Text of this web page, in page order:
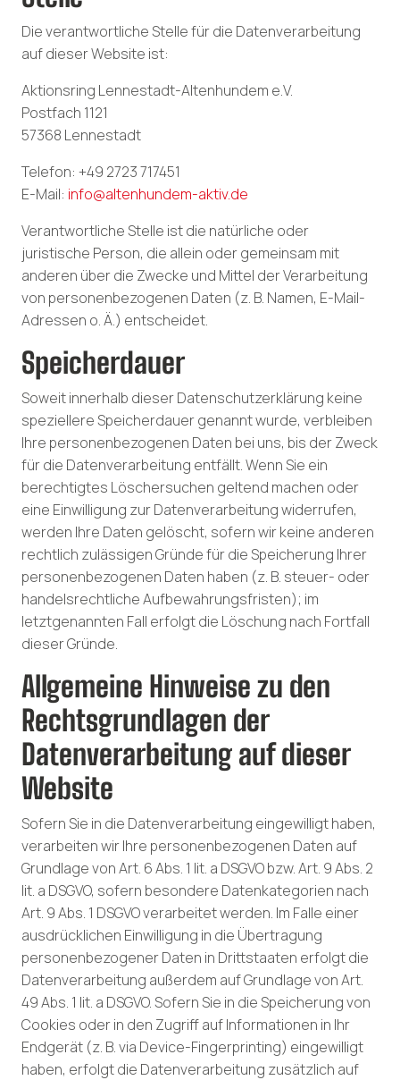
Die verantwortliche Stelle für die Datenverarbeitung
auf dieser Website ist:
Aktionsring Lennestadt-Altenhundem e.V.
Postfach 1121
57368 Lennestadt
Telefon: +49 2723 717451
E-Mail: info@altenhundem-aktiv.de
Verantwortliche Stelle ist die natürliche oder
juristische Person, die allein oder gemeinsam mit
anderen über die Zwecke und Mittel der Verarbeitung
von personenbezogenen Daten (z. B. Namen, E-Mail-
Adressen o. Ä.) entscheidet.
Speicherdauer
Soweit innerhalb dieser Datenschutzerklärung keine
speziellere Speicherdauer genannt wurde, verbleiben
Ihre personenbezogenen Daten bei uns, bis der Zweck
für die Datenverarbeitung entfällt. Wenn Sie ein
berechtigtes Löschersuchen geltend machen oder
eine Einwilligung zur Datenverarbeitung widerrufen,
werden Ihre Daten gelöscht, sofern wir keine anderen
rechtlich zulässigen Gründe für die Speicherung Ihrer
personenbezogenen Daten haben (z. B. steuer- oder
handelsrechtliche Aufbewahrungsfristen); im
letztgenannten Fall erfolgt die Löschung nach Fortfall
dieser Gründe.
Allgemeine Hinweise zu den
Rechtsgrundlagen der
Datenverarbeitung auf dieser
Website
Sofern Sie in die Datenverarbeitung eingewilligt haben,
verarbeiten wir Ihre personenbezogenen Daten auf
Grundlage von Art. 6 Abs. 1 lit. a DSGVO bzw. Art. 9 Abs. 2
lit. a DSGVO, sofern besondere Datenkategorien nach
Art. 9 Abs. 1 DSGVO verarbeitet werden. Im Falle einer
ausdrücklichen Einwilligung in die Übertragung
personenbezogener Daten in Drittstaaten erfolgt die
Datenverarbeitung außerdem auf Grundlage von Art.
49 Abs. 1 lit. a DSGVO. Sofern Sie in die Speicherung von
Cookies oder in den Zugriff auf Informationen in Ihr
Endgerät (z. B. via Device-Fingerprinting) eingewilligt
haben, erfolgt die Datenverarbeitung zusätzlich auf